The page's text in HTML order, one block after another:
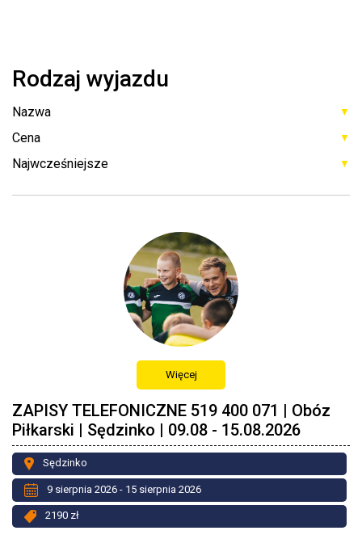
Rodzaj wyjazdu
▼
▼
▼
Więcej
ZAPISY TELEFONICZNE 519 400 071 | Obóz
Piłkarski | Sędzinko | 09.08 - 15.08.2026
Sędzinko
9 sierpnia 2026 - 15 sierpnia 2026
2190 zł